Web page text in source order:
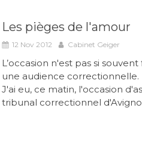
Les pièges de l'amour
12 Nov 2012 Cabinet Geiger
L’occasion n'est pas si
une audience correctionnelle.
J'ai eu, ce matin, l'occasion
tribunal correctionnel